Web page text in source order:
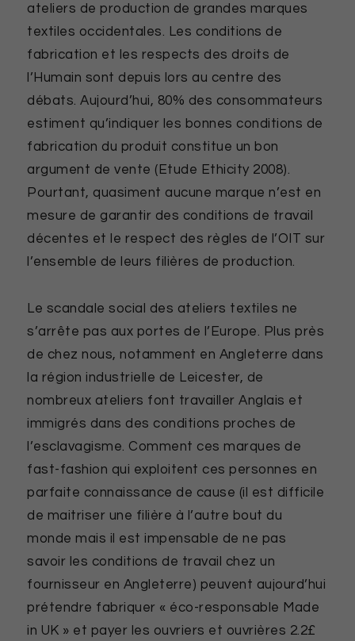
ateliers de production de grandes marques
textiles occidentales. Les conditions de
fabrication et les respects des droits de
l’Humain sont depuis lors au centre des
débats. Aujourd’hui, 80% des consommateurs
estiment qu’indiquer les bonnes conditions de
fabrication du produit constitue un bon
argument de vente (Etude Ethicity 2008).
Pourtant, quasiment aucune marque n’est en
mesure de garantir des conditions de travail
décentes et le respect des règles de l’OIT sur
l’ensemble de leurs filières de production.
Le scandale social des ateliers textiles ne
s’arrête pas aux portes de l’Europe. Plus près
de chez nous, notamment en Angleterre dans
la région industrielle de Leicester, de
nombreux ateliers font travailler Anglais et
immigrés dans des conditions proches de
l’esclavagisme. Comment ces marques de
fast-fashion qui exploitent ces personnes en
parfaite connaissance de cause (il est difficile
de maitriser une filière à l’autre bout du
monde mais il est impensable de ne pas
savoir les conditions de travail chez un
fournisseur en Angleterre) peuvent aujourd’hui
prétendre fabriquer « éco-responsable Made
in UK » et payer les ouvriers et ouvrières 2.2£